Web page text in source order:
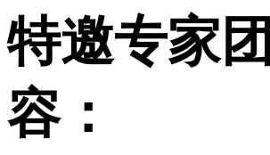
特邀专家
容：